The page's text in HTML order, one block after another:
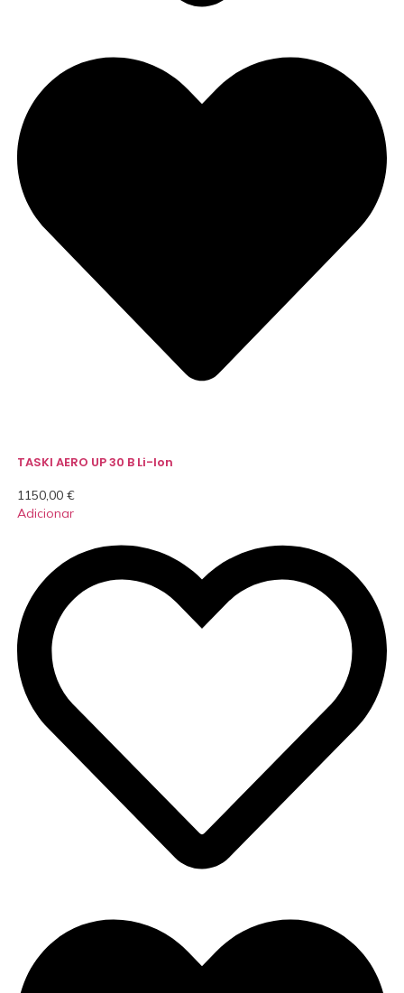
TASKI AERO UP 30 B Li-Ion
1150,00 €
Adicionar